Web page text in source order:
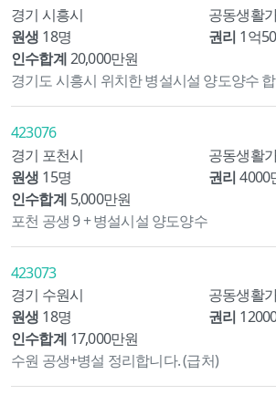
경기 시흥시
공동생활
원생 18명 권리 1억
인수합계20,000만원
경기도 시흥시 위치한 병설시설 양도양수
423076
경기 포천시
공동생활
원생 15명 권리 4000
인수합계 5,000만원
포천 공생 9 + 병설시설 양도양수
423073
경기 수원시
공동생활
원생 18명 권리
인수합계 17,000만원
수원 공생+병설 정리합니다. (급처)